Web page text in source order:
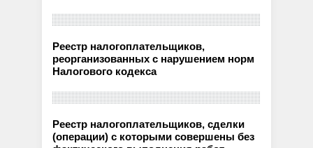
Реестр налогоплательщиков,
реорганизованных с нарушением норм
Налогового кодекса
Реестр налогоплательщиков, сделки
(операции) с которыми совершены без